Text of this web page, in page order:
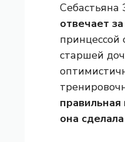
Себастьяна
отвечает
принцессой
старшей
она